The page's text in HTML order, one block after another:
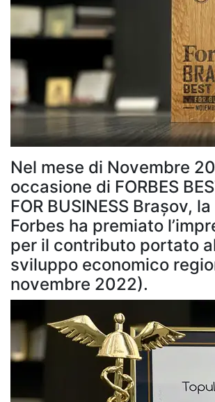
Nel mese di Novembre
occasione di FORBES
FOR BUSINESS Brașov,
Forbes ha premiato
per il contributo portato
sviluppo economico
novembre 2022).